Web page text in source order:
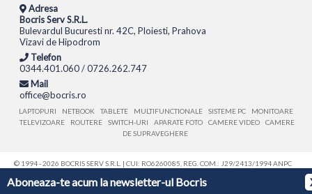
Aboneaza-te acum la newsletter-ul Bocris
Adresa
Bocris Serv S.R.L.
Bulevardul Bucuresti nr. 42C, Ploiesti, Prahova
Vizavi de Hipodrom
Telefon
0344.401.060 / 0726.262.747
Mail
office@bocris.ro
LAPTOPURI NETBOOK TABLETE MULTIFUNCTIONALE SISTEME PC
MONITOARE
TELEVIZOARE
ROUTERE SWITCH-URI APARATE FOTO CAMERE VIDEO
CAMERE
DE SUPRAVEGHERE
© 1994 - 2026 BOCRIS SERV S.R.L. | CUI: RO6260085, REG. COM.: J29/2413/1994ANPC